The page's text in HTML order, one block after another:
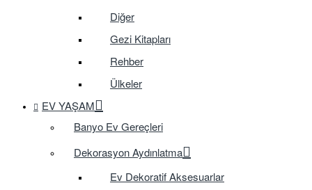
Diğer
Gezi Kitapları
Rehber
Ülkeler
EV YAŞAM
Banyo Ev Gereçleri
Dekorasyon Aydınlatma
Ev Dekoratif Aksesuarlar